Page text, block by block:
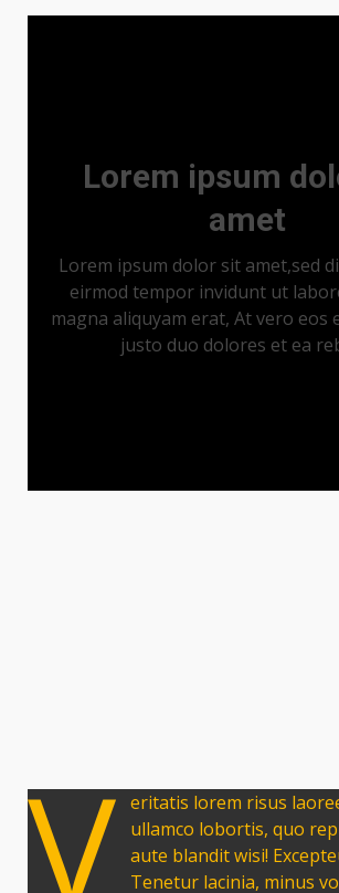
Lorem ipsum
amet
Lorem ipsum dolor sit amet,sed
eirmod tempor invidunt ut
magna aliquyam erat, At vero eos
justo duo dolores et ea
V
eritatis lorem risus
ullamco lobortis, quo
aute blandit wisi!
Tenetur lacinia, minus